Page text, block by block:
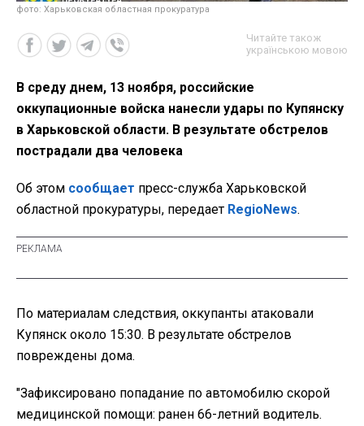
фото: Харьковская областная прокуратура
Читайте також
українською мовою
В среду днем, 13 ноября, российские
оккупационные войска нанесли удары по Купянску
в Харьковской области. В результате обстрелов
пострадали два человека
Об этом сообщает пресс-служба Харьковской
областной прокуратуры, передает RegioNews.
По материалам следствия, оккупанты атаковали
Купянск около 15:30. В результате обстрелов
повреждены дома.
"Зафиксировано попадание по автомобилю скорой
медицинской помощи: ранен 66-летний водитель.